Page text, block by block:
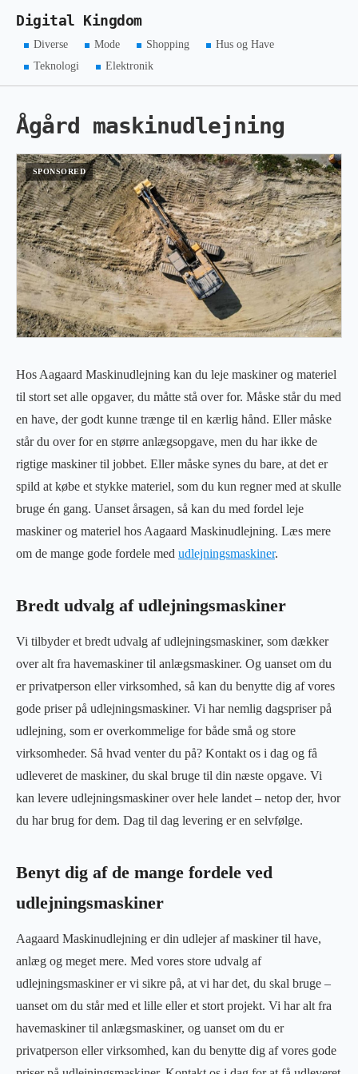
Digital Kingdom
Diverse Mode Shopping
Hus og Have
Teknologi
Elektronik
Ågård maskinudlejning
Hos Aagaard Maskinudlejning kan du leje maskiner og materiel
til stort set alle opgaver, du måtte stå over for. Måske står du med
en have, der godt kunne trænge til en kærlig hånd. Eller måske
står du over for en større anlægsopgave, men du har ikke de
rigtige maskiner til jobbet. Eller måske synes du bare, at det er
spild at købe et stykke materiel, som du kun regner med at skulle
bruge én gang. Uanset årsagen, så kan du med fordel leje
maskiner og materiel hos Aagaard Maskinudlejning. Læs mere
om de mange gode fordele med udlejningsmaskiner.
Bredt udvalg af udlejningsmaskiner
Vi tilbyder et bredt udvalg af udlejningsmaskiner, som dækker
over alt fra havemaskiner til anlægsmaskiner. Og uanset om du
er privatperson eller virksomhed, så kan du benytte dig af vores
gode priser på udlejningsmaskiner. Vi har nemlig dagspriser på
udlejning, som er overkommelige for både små og store
virksomheder. Så hvad venter du på? Kontakt os i dag og få
udleveret de maskiner, du skal bruge til din næste opgave. Vi
kan levere udlejningsmaskiner over hele landet – netop der, hvor
du har brug for dem. Dag til dag levering er en selvfølge.
Benyt dig af de mange fordele ved
udlejningsmaskiner
Aagaard Maskinudlejning er din udlejer af maskiner til have,
anlæg og meget mere. Med vores store udvalg af
udlejningsmaskiner er vi sikre på, at vi har det, du skal bruge –
uanset om du står med et lille eller et stort projekt. Vi har alt fra
havemaskiner til anlægsmaskiner, og uanset om du er
privatperson eller virksomhed, kan du benytte dig af vores gode